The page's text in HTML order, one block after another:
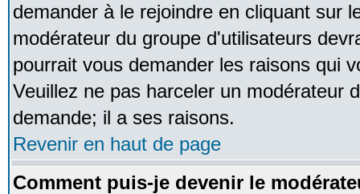
demander à le rejoindre en cliquant sur
modérateur du groupe d'utilisateurs
pourrait vous demander les raisons qui
Veuillez ne pas harceler un modérateur
demande; il a ses raisons.
Revenir en haut de page
Comment puis-je devenir le